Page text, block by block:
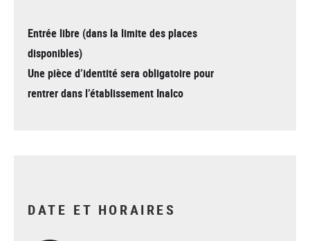
Entrée libre (dans la limite des places
disponibles)
Une pièce d’identité sera obligatoire pour
rentrer dans l’établissement Inalco
DATE ET HORAIRES